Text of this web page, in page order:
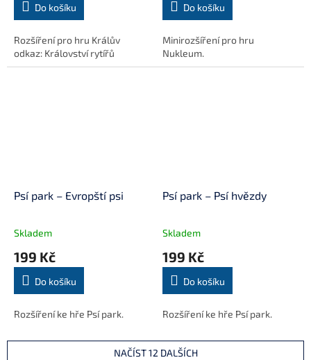
Do košíku
Rozšíření pro hru Králův
odkaz: Království rytířů
Do košíku
Minirozšíření pro hru
Nukleum.
Psí park – Evropští psi
Skladem
199 Kč
Do košíku
Rozšíření ke hře Psí park.
Psí park – Psí hvězdy
Skladem
199 Kč
Do košíku
Rozšíření ke hře Psí park.
NAČÍST 12 DALŠÍCH